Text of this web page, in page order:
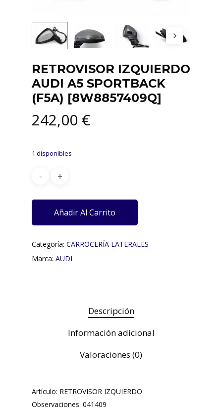
RETROVISOR IZQUIERDO
AUDI A5 SPORTBACK
(F5A) [8W8857409Q]
242,00 €
1 disponibles
Añadir Al Carrito
Categoría: CARROCERÍA LATERALES
Marca: AUDI
Descripción
Información adicional
Valoraciones (0)
Artículo: RETROVISOR IZQUIERDO
Observaciones: 041409